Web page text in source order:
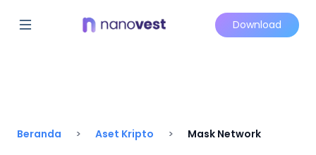
Download
Beranda Aset Kripto Mask Network